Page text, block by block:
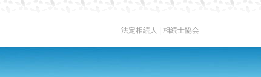
法定相続人 | 相続士協会